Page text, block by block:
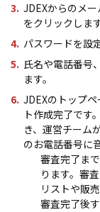
JDEXからのメ
をクリックします
パスワードを設
氏名や電話番号
ます。
JDEXのトップ
ト作成完了です
き、運営チーム
のお電話番号に
審査完了ま
ります。審
リストや販
審査完了後